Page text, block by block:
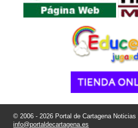
© 2006 - 2026 Portal de Cartagena Noticias
info@portaldecartagena.es